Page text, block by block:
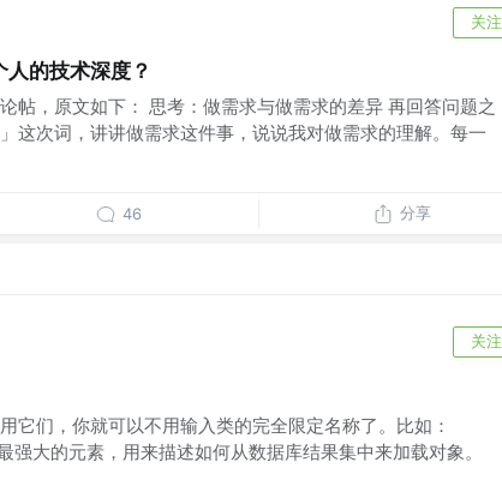
关注
的技术深度？
帖，原文如下： 思考：做需求与做需求的差异 再回答问题之
这次词，讲讲做需求这件事，说说我对做需求的理解。每一
46 分享
关注
它们，你就可以不用输入类的完全限定名称了。比如：
大的元素，用来描述如何从数据库结果集中来加载对象。